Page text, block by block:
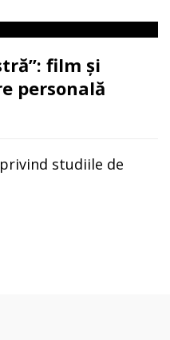
film și
personală
privind studiile de